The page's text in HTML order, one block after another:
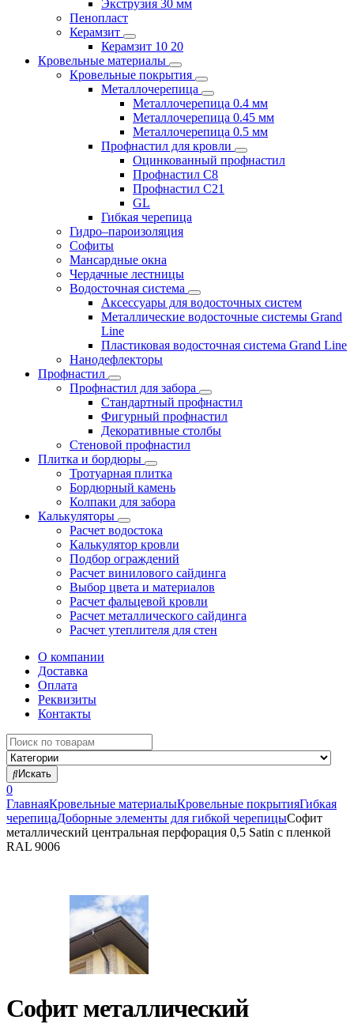
Экструзия 30 мм
Пенопласт
Керамзит
Керамзит 10 20
Кровельные материалы
Кровельные покрытия
Металлочерепица
Металлочерепица 0.4 мм
Металлочерепица 0.45 мм
Металлочерепица 0.5 мм
Профнастил для кровли
Оцинкованный профнастил
Профнастил С8
Профнастил С21
GL
Гибкая черепица
Гидро–пароизоляция
Софиты
Мансардные окна
Чердачные лестницы
Водосточная система
Аксессуары для водосточных систем
Металлические водосточные системы Grand
Line
Пластиковая водосточная система Grand Line
Нанодефлекторы
Профнастил
Профнастил для забора
Стандартный профнастил
Фигурный профнастил
Декоративные столбы
Стеновой профнастил
Плитка и бордюры
Тротуарная плитка
Бордюрный камень
Колпаки для забора
Калькуляторы
Расчет водостока
Калькулятор кровли
Подбор ограждений
Расчет винилового сайдинга
Выбор цвета и материалов
Расчет фальцевой кровли
Расчет металлического сайдинга
Расчет утеплителя для стен
О компании
Доставка
Оплата
Реквизиты
Контакты
Search
for:
Искать
0
ГлавнаяКровельные материалыКровельные покрытияГибкая
черепицаДоборные элементы для гибкой черепицыСофит
металлический центральная перфорация 0,5 Satin с пленкой
RAL 9006
Софит металлический